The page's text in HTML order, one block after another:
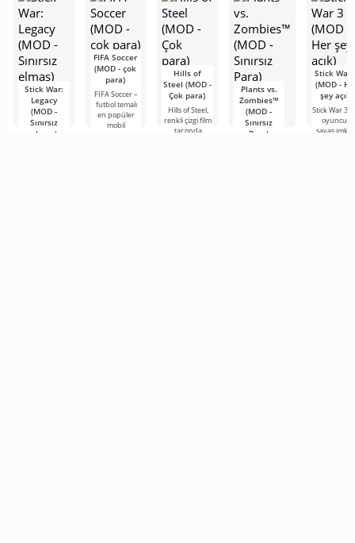
tarafından
Stick War:
Legacy
(MOD -
Sınırsız
elmas)
FIFA Soccer
(MOD - çok
para)
FIFA Soccer –
futbol temalı
en popüler
mobil
Hills of
Steel (MOD -
Çok para)
Hills of Steel,
renkli çizgi film
tarzında
Plants vs.
Zombies™
(MOD -
Sınırsız
Para)
Stick War
(MOD -
şey açık)
Stick War 3,
oyunculu
savaş